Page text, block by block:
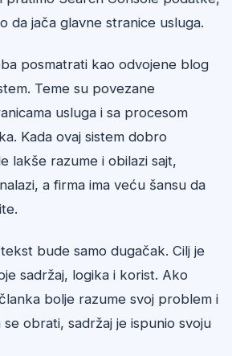
da jača glavne stranice usluga.
posmatrati kao odvojene blog
Teme su povezane
usluga i sa procesom
Kada ovaj sistem dobro
lakše razume i obilazi sajt,
a firma ima veću šansu da
bude samo dugačak. Cilj je
sadržaj, logika i korist. Ako
bolje razume svoj problem i
obrati, sadržaj je ispunio svoju